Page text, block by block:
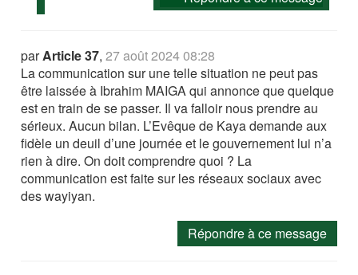
parArticle 37,27 août 2024 08:28
La communication sur une telle situation ne peut pas
être laissée à Ibrahim MAIGA qui annonce que quelque
est en train de se passer. Il va falloir nous prendre au
sérieux. Aucun bilan. L’Evêque de Kaya demande aux
fidèle un deuil d’une journée et le gouvernement lui n’a
rien à dire. On doit comprendre quoi ? La
communication est faite sur les réseaux sociaux avec
des wayiyan.
Répondre à ce message